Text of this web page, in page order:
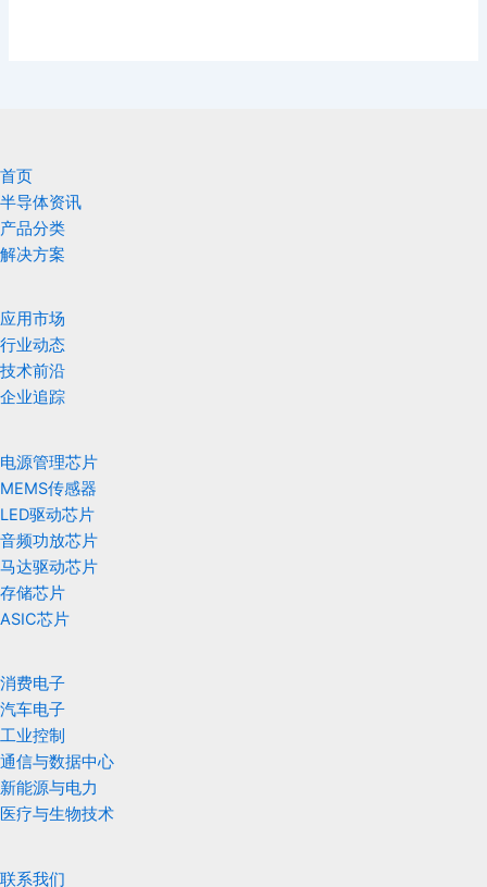
首页
半导体资讯
产品分类
解决方案
应用市场
行业动态
技术前沿
企业追踪
电源管理芯片
MEMS传感器
LED驱动芯片
音频功放芯片
马达驱动芯片
存储芯片
ASIC芯片
消费电子
汽车电子
工业控制
通信与数据中心
新能源与电力
医疗与生物技术
联系我们